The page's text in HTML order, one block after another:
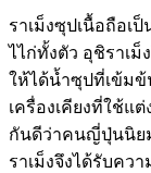
ราเม็งซุปเนื้อถือเ
ไไก่ทั้งตัว อุชิราเม็
ให้ได้นํ้าซุปที่เข้ม
เครื่องเคียงที่ใช้แ
กันดีว่าคนญี่ปุ่นนิย
ราเม็งจึงได้รับคว